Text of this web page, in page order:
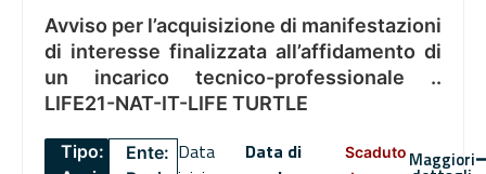
Avviso per l’acquisizione di manifestazioni
di interesse finalizzata all’affidamento di
un incarico tecnico-professionale ..
LIFE21-NAT-IT-LIFE TURTLE
Tipo:
Ente: Data
Data di
Scaduto Maggiori